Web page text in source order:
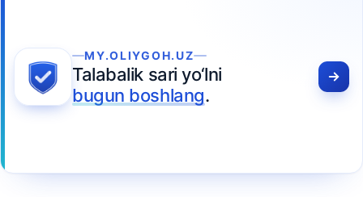
MY.OLIYGOH.UZ
Talabalik sari yo‘lni
bugun boshlang.